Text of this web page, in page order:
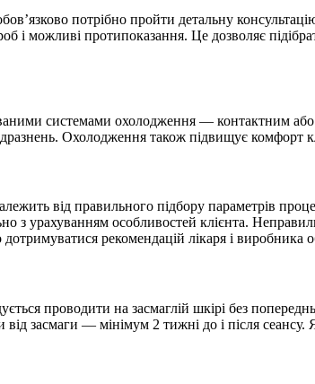
потрібно пройти детальну
і можливі протипоказання. Це дозволяє
системами охолодження — контактним
Охолодження також підвищує
від правильного підбору параметрів
з урахуванням особливостей клієнта.
рекомендацій лікаря і виробника
проводити на засмаглій шкірі без
засмаги — мінімум 2 тижні до і після